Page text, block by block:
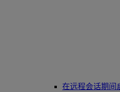
在远程会话期间